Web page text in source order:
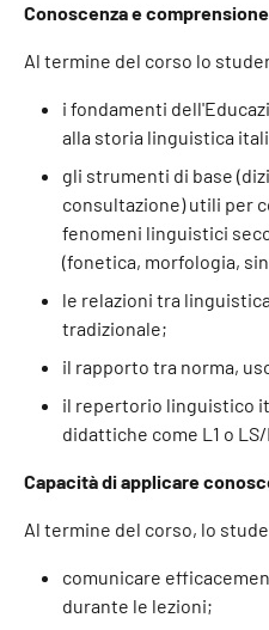
Conoscenza e comprensione
Al termine del corso lo
i fondamenti
alla storia linguistica
gli strumenti di base
consultazione) utili per
fenomeni linguistici
(fonetica, morfologia,
le relazioni tra
tradizionale;
il rapporto tra norma,
il repertorio linguistico
didattiche come L1 o LS/
Capacità di applicare
Al termine del corso, lo
comunicare
durante le lezioni;